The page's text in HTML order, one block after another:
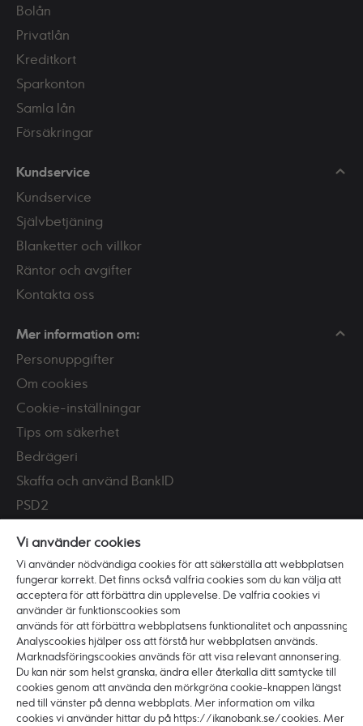
finansiera kontantinsatsen. I
den här artikeln ger vi dig
tipsen du behöver för att
kunna skaffa ditt första, egna
boende.
Bolån
Privatlån
Kreditkort
Sparkonton
Samla lån
Försäkringar
Kundservice
Kundservice
Självbetjäning
Blanketter och villkor
Räntor och avgifter
Kontakta oss
Mer information om:
Personuppgifter
Om cookies
Cookie-inställningar
Tips om säkerhet
Bedrägeri
Skaffa och använd BankID
PSD2
Vi är Ikano Bank
Om banken
Karriär
Hållbarhet och ansvar
Press
Vi använder cookies
Vi använder nödvändiga cookies för att säkerställa att webbplatsen
fungerar korrekt. Det finns också valfria cookies som du kan välja att
acceptera för att förbättra din upplevelse. De valfria cookies vi
använder är funktionscookies som
används för att förbättra webbplatsens funktionalitet och anpassning.
Analyscookies hjälper oss att förstå hur webbplatsen används.
Marknadsföringscookies används för att visa relevant annonsering.
Du kan när som helst granska, ändra eller återkalla ditt samtycke till
cookies genom att använda den mörkgröna cookie-knappen längst
ned till vänster på denna webbplats. Mer information om vilka
cookies vi använder hittar du på https://ikanobank.se/cookies. Mer